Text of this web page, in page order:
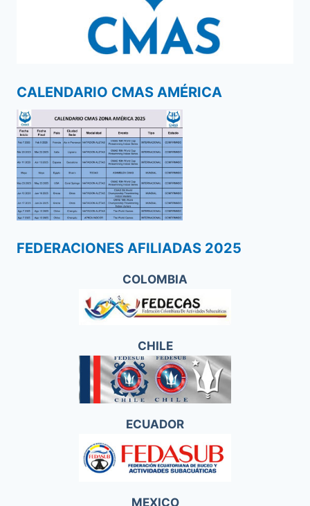
CALENDARIO CMAS AMÉRICA
FEDERACIONES AFILIADAS 2025
COLOMBIA
CHILE
ECUADOR
MEXICO